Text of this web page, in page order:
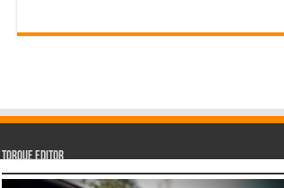
Torque Editor